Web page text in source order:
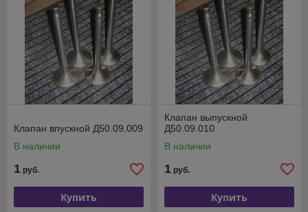
Клапан впускной Д50.09.009
В наличии
1 руб.
Купить
Клапан выпускной
Д50.09.010
В наличии
1 руб.
Купить